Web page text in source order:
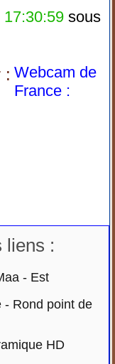
17:30:59 sous
: Webcam de
France :
liens :
- Est
- Rond point de
HD